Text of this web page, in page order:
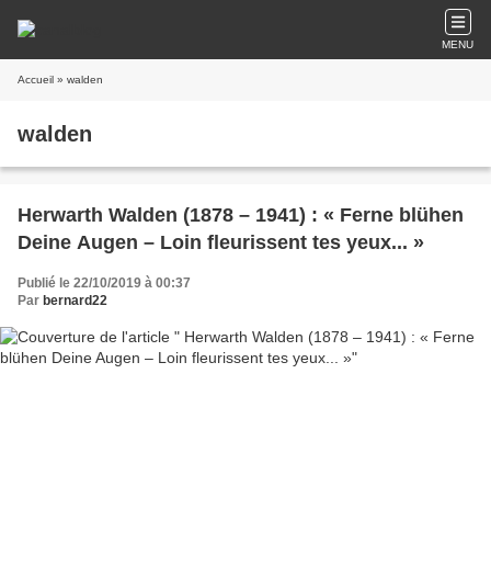
MENU
Accueil » walden
walden
Herwarth Walden (1878 – 1941) : « Ferne blühen
Deine Augen – Loin fleurissent tes yeux... »
Publié le 22/10/2019 à 00:37
Par bernard22